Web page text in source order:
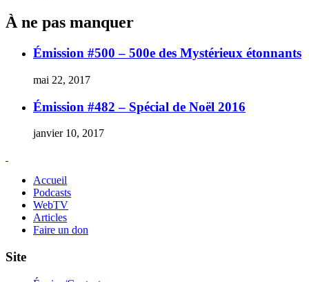
À ne pas manquer
Émission #500 – 500e des Mystérieux étonnants
mai 22, 2017
Émission #482 – Spécial de Noël 2016
janvier 10, 2017
Accueil
Podcasts
WebTV
Articles
Faire un don
Site